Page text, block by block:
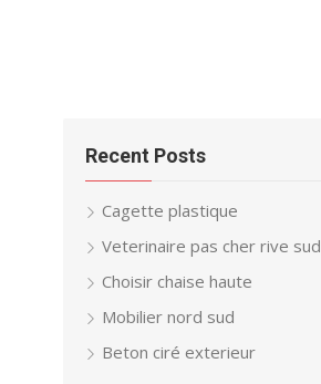
Recent Posts
Cagette plastique
Veterinaire pas cher rive sud
Choisir chaise haute
Mobilier nord sud
Beton ciré exterieur